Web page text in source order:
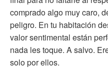
comprado algo muy caro,
peligro. En tu habitación
valor sentimental están
nada les toque. A salvo.
solo por ellos.